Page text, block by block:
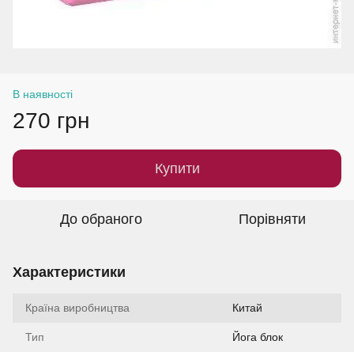
В наявності
270 грн
Купити
До обраного Порівняти
Характеристики
Країна виробництва Китай
Тип Йога блок